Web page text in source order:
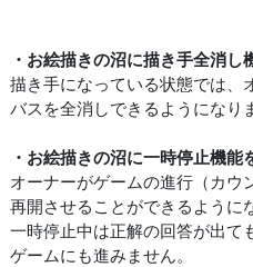
・お絵描きの沼に描き手全消し
描き手になっている状態では、
バスを全消しできるようになり
・お絵描きの沼に一時停止機能
オーナーがゲームの進行（カウ
再開させることができるように
一時停止中は正解の回答が出て
ゲームにも進みません。